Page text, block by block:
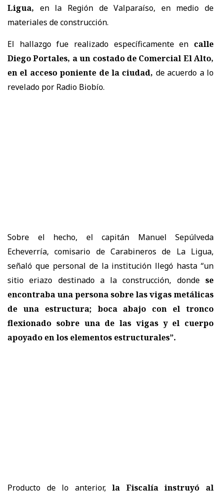
Ligua, en la Región de Valparaíso, en medio de
materiales de construcción.
El hallazgo fue realizado específicamente en calle
Diego Portales, a un costado de Comercial El Alto,
en el acceso poniente de la ciudad, de acuerdo a lo
revelado por Radio Biobío.
Sobre el hecho, el capitán Manuel Sepúlveda
Echeverría, comisario de Carabineros de La Ligua,
señaló que personal de la institución llegó hasta “un
sitio eriazo destinado a la construcción, donde se
encontraba una persona sobre las vigas metálicas
de una estructura; boca abajo con el tronco
flexionado sobre una de las vigas y el cuerpo
apoyado en los elementos estructurales”.
Producto de lo anterior,la Fiscalíainstruyó al